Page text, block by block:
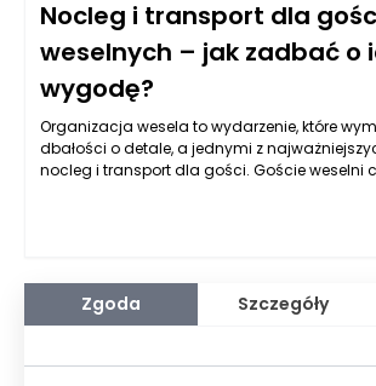
Nocleg i transport dla
weselnych – jak zadbać o
wygodę?
Organizacja wesela to wydarzenie, które
dbałości o detale, a jednymi z
nocleg i transport dla gości. Goście weselni
potrzeby i oczekiwania?
Zgoda Szczegóły